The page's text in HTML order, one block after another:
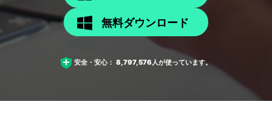
無料ダウンロード
安全・安心： 8,797,576人が使っています。